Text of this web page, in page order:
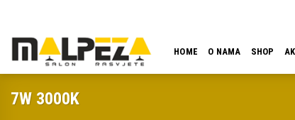
content
HOME O NAMA SHOP
7W 3000K